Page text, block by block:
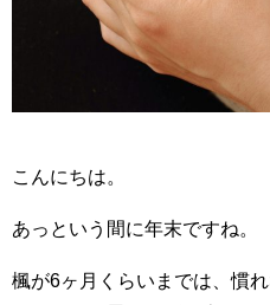
こんにちは。
あっという間に年末ですね。
楓が6ヶ月くらいまでは、慣